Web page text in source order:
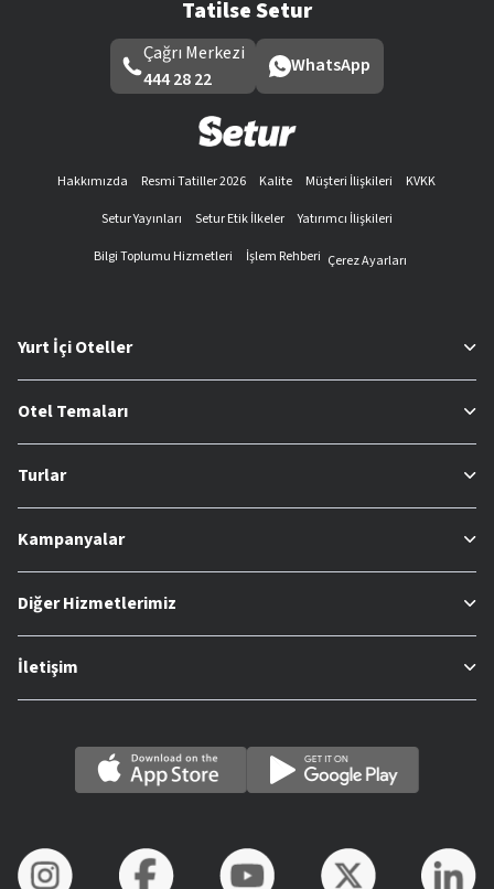
Tatilse Setur
Çağrı Merkezi
444 28 22
WhatsApp
Hakkımızda Resmi Tatiller 2026 Kalite Müşteri İlişkileri
KVKK
Setur Yayınları
Setur Etik İlkeler
Yatırımcı İlişkileri
Bilgi Toplumu Hizmetleri
İşlem Rehberi Çerez Ayarları
Yurt İçi Oteller
Otel Temaları
Turlar
Kampanyalar
Diğer Hizmetlerimiz
İletişim